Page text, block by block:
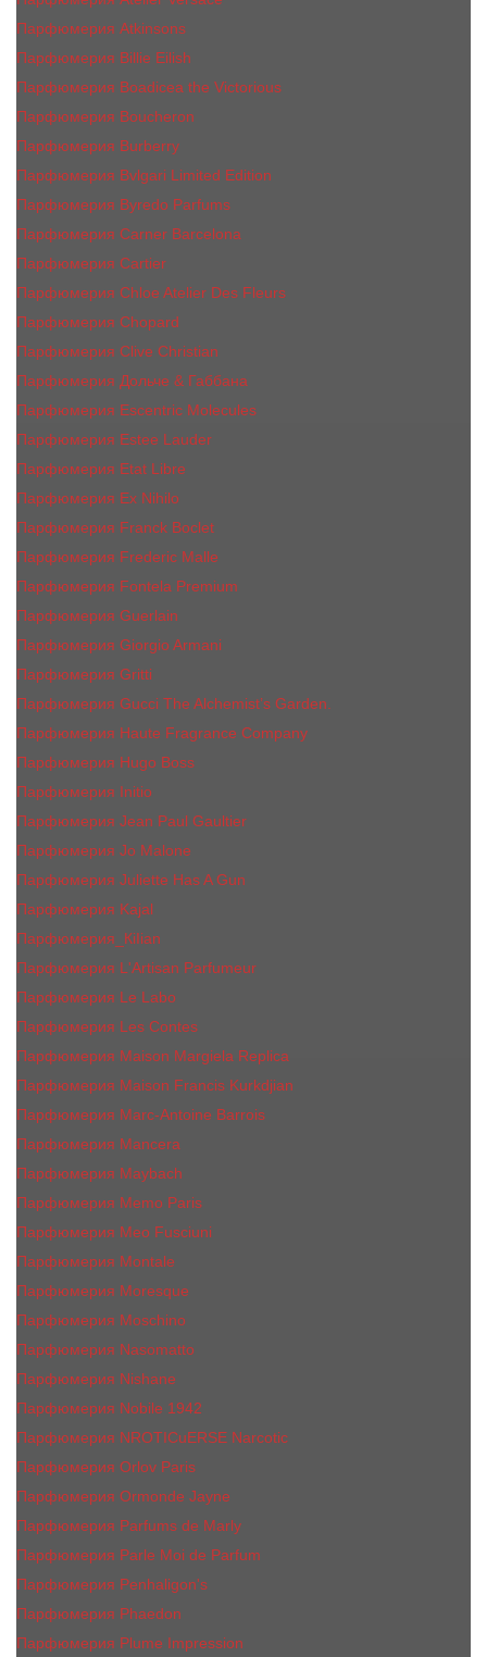
Парфюмерия Atkinsons
Парфюмерия Billie Eilish
Парфюмерия Boadicea the Victorious
Парфюмерия Boucheron
Парфюмерия Burberry
Парфюмерия Bvlgari Limited Edition
Парфюмерия Byredo Parfums
Парфюмерия Carner Barcelona
Парфюмерия Cartier
Парфюмерия Chloe Atelier Des Fleurs
Парфюмерия Сhopard
Парфюмерия Clive Christian
Парфюмерия Дольче & Габбана
Парфюмерия Escentric Molecules
Парфюмерия Estee Lаudеr
Парфюмерия Etat Libre
Парфюмерия Ex Nihilo
Парфюмерия Franck Boclet
Парфюмерия Frеderic Mаlle
Парфюмерия Fontela Premium
Парфюмерия Guerlain
Парфюмерия Giorgio Armani
Парфюмерия Gritti
Парфюмерия Gucci The Alchemist’s Garden.
Парфюмерия Haute Fragrance Company
Парфюмерия Hugo Boss
Парфюмерия Initio
Парфюмерия Jean Paul Gaultier
Парфюмерия Jо Malоnе
Парфюмерия Juliette Has A Gun
Парфюмерия Kajal
Парфюмерия_КiIiаn
Парфюмерия L'Artisan Parfumeur
Парфюмерия Le Labo
Парфюмерия Les Contes
Парфюмерия Maison Margiela Replica
Парфюмерия Maison Francis Kurkdjian
Парфюмерия Marc-Antoine Barrois
Парфюмерия Mancera
Парфюмерия Maybach
Парфюмерия Memo Paris
Парфюмерия Meo Fusciuni
Парфюмерия Montale
Парфюмерия Moresque
Парфюмерия Moschino
Парфюмерия Nasomatto
Парфюмерия Nishane
Парфюмерия Nobile 1942
Парфюмерия NROTICuERSE Narcotic
Парфюмерия Orlov Paris
Парфюмерия Ormonde Jayne
Парфюмерия Parfums de Marly
Парфюмерия Parle Moi de Parfum
Парфюмерия Penhaligon's
Парфюмерия Phaedon
Парфюмерия Plume Impression